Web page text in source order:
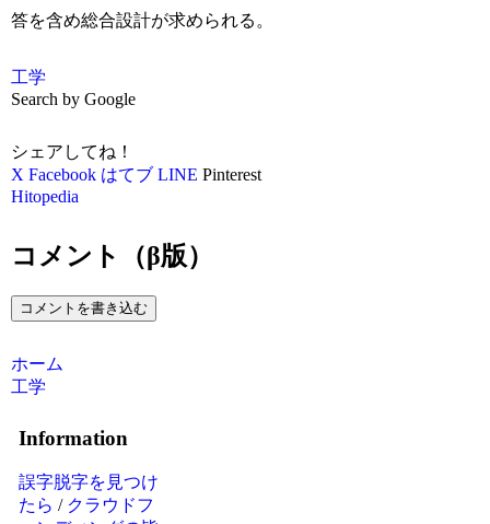
答を含め総合設計が求められる。
工学
Search by Google
シェアしてね！
X Facebook はてブ LINE Pinterest
Hitopedia
コメント（β版）
コメントを書き込む
ホーム
工学
Information
誤字脱字を見つけ
たら / クラウドフ